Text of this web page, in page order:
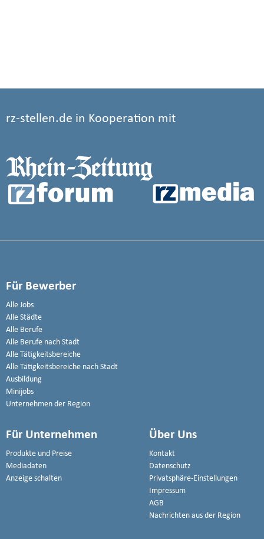
rz-stellen.de in Kooperation mit
Für Bewerber
Alle Jobs
Alle Städte
Alle Berufe
Alle Berufe nach Stadt
Alle Tätigkeitsbereiche
Alle Tätigkeitsbereiche nach Stadt
Ausbildung
Minijobs
Unternehmen der Region
Für Unternehmen
Produkte und Preise
Mediadaten
Anzeige schalten
Über Uns
Kontakt
Datenschutz
Privatsphäre-Einstellungen
Impressum
AGB
Nachrichten aus der Region